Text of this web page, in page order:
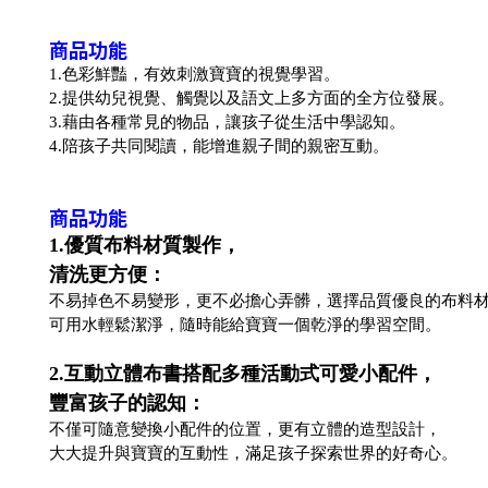
商品功能
1.色彩鮮豔，有效刺激寶寶的視覺學習。
2.提供幼兒視覺、觸覺以及語文上多方面的全方位發展。
3.藉由各種常見的物品，讓孩子從生活中學認知。
4.陪孩子共同閱讀，能增進親子間的親密互動。
商品功能
1.優質布料材質製作，
清洗更方便：
不易掉色不易變形，更不必擔心弄髒 ， 選擇品質優良的布料
可用水輕鬆潔淨，隨時能給寶寶一個乾淨的學習空間。
2.互動立體布書搭配多種活動式可愛小配件，
豐富孩子的認知：
不僅可隨意變換小配件的位置，更有立體的造型設計，
大大提升與寶寶的互動性，滿足孩子探索世界的好奇心。